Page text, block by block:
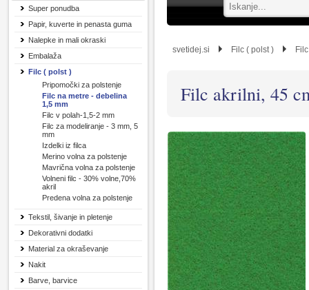
Super ponudba
Papir, kuverte in penasta guma
Nalepke in mali okraski
Embalaža
Filc ( polst )
Pripomočki za polstenje
Filc na metre - debelina
1,5 mm
Filc v polah-1,5-2 mm
Filc za modeliranje - 3 mm, 5
mm
Izdelki iz filca
Merino volna za polstenje
Mavrična volna za polstenje
Volneni filc - 30% volne,70%
akril
Predena volna za polstenje
Tekstil, šivanje in pletenje
Dekorativni dodatki
Material za okraševanje
Nakit
Barve, barvice
svetidej.si Filc ( polst )
Filc akrilni, 45